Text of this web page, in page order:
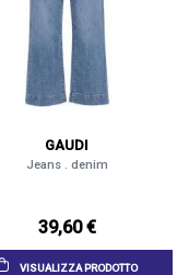
GAUDI
Jeans . denim
39,60 €
VISUALIZZA PRODOTTO